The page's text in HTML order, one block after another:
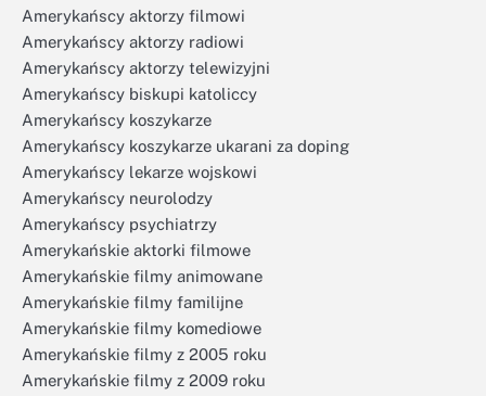
Amerykańscy aktorzy filmowi
Amerykańscy aktorzy radiowi
Amerykańscy aktorzy telewizyjni
Amerykańscy biskupi katoliccy
Amerykańscy koszykarze
Amerykańscy koszykarze ukarani za doping
Amerykańscy lekarze wojskowi
Amerykańscy neurolodzy
Amerykańscy psychiatrzy
Amerykańskie aktorki filmowe
Amerykańskie filmy animowane
Amerykańskie filmy familijne
Amerykańskie filmy komediowe
Amerykańskie filmy z 2005 roku
Amerykańskie filmy z 2009 roku